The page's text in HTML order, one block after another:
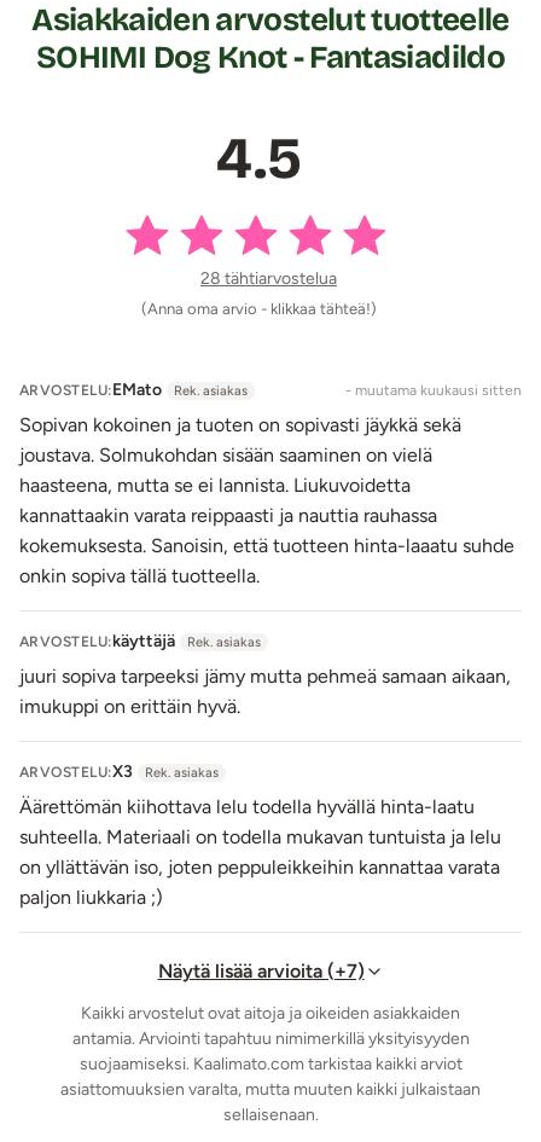
Käytä tuotteen kanssa reilusti vesipohjaista liukuvoidetta.
Pese dildo miedolla saippuavedellä ja desinfioi halutessasi
Materiaali: 100% Silikoni
Käyttöpituus: n. 19 cm
Väri: Pinkki-hopea
Lähetyspaketin koko: 30 x 21 x 13 cm
Lähetyksen paino: ~ 1 kg
Asiakkaiden arvostelut tuotteelle
SOHIMI Dog Knot - Fantasiadildo
4.5
28 tähtiarvostelua
(Anna oma arvio - klikkaa tähteä!)
ARVOSTELU:EMato Rek. asiakas - muutama kuukausi sitten
Sopivan kokoinen ja tuoten on sopivasti jäykkä sekä
joustava. Solmukohdan sisään saaminen on vielä
haasteena, mutta se ei lannista. Liukuvoidetta
kannattaakin varata reippaasti ja nauttia rauhassa
kokemuksesta. Sanoisin, että tuotteen hinta-laaatu suhde
onkin sopiva tällä tuotteella.
ARVOSTELU:käyttäjä Rek. asiakas
juuri sopiva tarpeeksi jämy mutta pehmeä samaan aikaan,
imukuppi on erittäin hyvä.
ARVOSTELU:X3 Rek. asiakas
Äärettömän kiihottava lelu todella hyvällä hinta-laatu
suhteella. Materiaali on todella mukavan tuntuista ja lelu
on yllättävän iso, joten peppuleikkeihin kannattaa varata
paljon liukkaria ;)
Näytä lisää arvioita (+7)
Kaikki arvostelut ovat aitoja ja oikeiden asiakkaiden
antamia. Arviointi tapahtuu nimimerkillä yksityisyyden
suojaamiseksi. Kaalimato.com tarkistaa kaikki arviot
asiattomuuksien varalta, mutta muuten kaikki julkaistaan
sellaisenaan.